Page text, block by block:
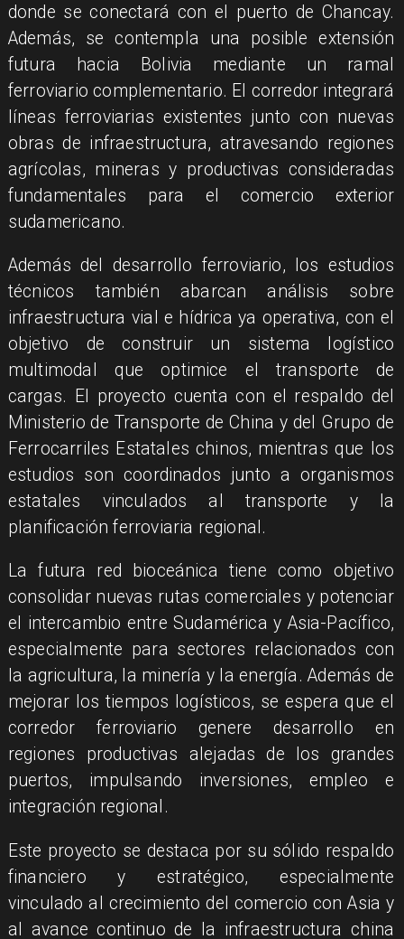
donde se conectará con el puerto de Chancay.
Además, se contempla una posible extensión
futura hacia Bolivia mediante un ramal
ferroviario complementario. El corredor integrará
líneas ferroviarias existentes junto con nuevas
obras de infraestructura, atravesando regiones
agrícolas, mineras y productivas consideradas
fundamentales para el comercio exterior
sudamericano.
Además del desarrollo ferroviario, los estudios
técnicos también abarcan análisis sobre
infraestructura vial e hídrica ya operativa, con el
objetivo de construir un sistema logístico
multimodal que optimice el transporte de
cargas. El proyecto cuenta con el respaldo del
Ministerio de Transporte de China y del Grupo de
Ferrocarriles Estatales chinos, mientras que los
estudios son coordinados junto a organismos
estatales vinculados al transporte y la
planificación ferroviaria regional.
La futura red bioceánica tiene como objetivo
consolidar nuevas rutas comerciales y potenciar
el intercambio entre Sudamérica y Asia-Pacífico,
especialmente para sectores relacionados con
la agricultura, la minería y la energía. Además de
mejorar los tiempos logísticos, se espera que el
corredor ferroviario genere desarrollo en
regiones productivas alejadas de los grandes
puertos, impulsando inversiones, empleo e
integración regional.
Este proyecto se destaca por su sólido respaldo
financiero y estratégico, especialmente
vinculado al crecimiento del comercio con Asia y
al avance continuo de la infraestructura china